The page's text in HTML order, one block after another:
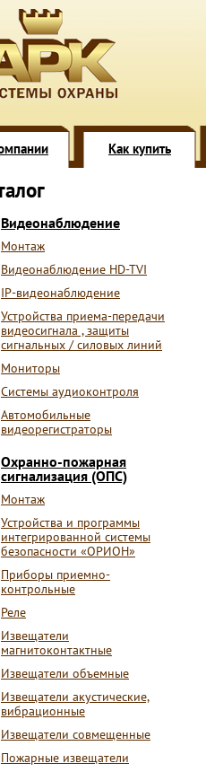
Как купить
Видеонаблюдение
Монтаж
Видеонаблюдение HD-TVI
IP-видеонаблюдение
Устройства приема-передачи
видеосигнала , защиты
сигнальных / силовых линий
Мониторы
Системы аудиоконтроля
Автомобильные
видеорегистраторы
Охранно-пожарная
сигнализация (ОПС)
Монтаж
Устройства и программы
интегрированной системы
безопасности «ОРИОН»
Приборы приемно-
контрольные
Реле
Извещатели
магнитоконтактные
Извещатели объемные
Извещатели акустические,
вибрационные
Извещатели совмещенные
Пожарные извещатели